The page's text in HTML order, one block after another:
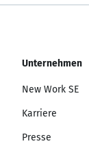
Unternehmen
New Work SE
Karriere
Presse